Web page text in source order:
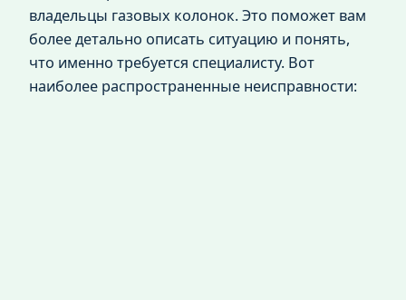
владельцы газовых колонок. Это поможет вам
более детально описать ситуацию и понять,
что именно требуется специалисту. Вот
наиболее распространенные неисправности: